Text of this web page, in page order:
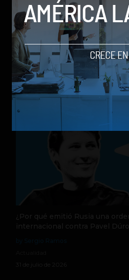
Nequi anuncia que pronto
de financiamiento independi
by Sergio Ramos
Actualidad
31 de julio de 2026
¿Por qué emitió Rusia una
internacional contra Pavel
31 de julio de 2026